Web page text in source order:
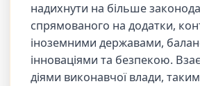
надихнути на більше
спрямованого на додатки,
іноземними державами,
інноваціями та безпекою.
діями виконавчої влади,